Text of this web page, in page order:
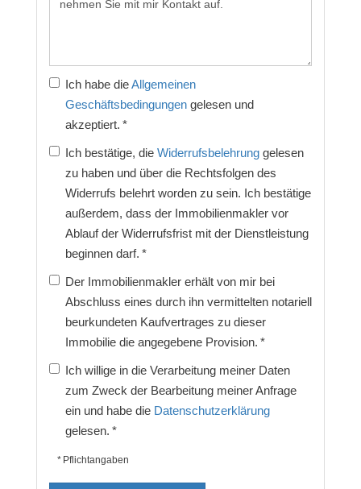
Ich habe dieAllgemeinen
Geschäftsbedingungengelesen und
akzeptiert. *
Ich bestätige, die Widerrufsbelehrunggelesen
zu haben und über die Rechtsfolgen des
Widerrufs belehrt worden zu sein. Ich bestätige
außerdem, dass der Immobilienmakler vor
Ablauf der Widerrufsfrist mit der Dienstleistung
beginnen darf. *
Der Immobilienmakler erhält von mir bei
Abschluss eines durch ihn vermittelten notariell
beurkundeten Kaufvertrages zu dieser
Immobilie die angegebene Provision. *
Ich willige in die Verarbeitung meiner Daten
zum Zweck der Bearbeitung meiner Anfrage
ein und habe die Datenschutzerklärung
gelesen. *
* Pflichtangaben